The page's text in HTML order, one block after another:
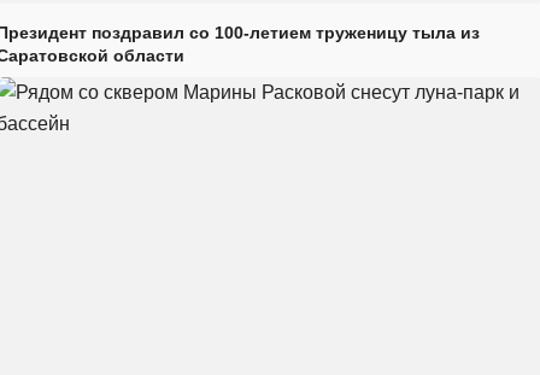
поздравил со 100-летием труженицу тыла из
области